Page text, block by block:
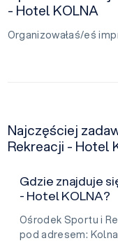
- Hotel KOLNA
Organizowałaś/eś
Najczęściej
Rekreacji - Hotel
Gdzie znajduje
- Hotel KOLNA?
Ośrodek Sportu i
pod adresem: